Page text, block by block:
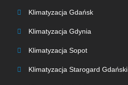
Klimatyzacja Gdańsk
Klimatyzacja Gdynia
Klimatyzacja Sopot
Klimatyzacja Starogard Gdański